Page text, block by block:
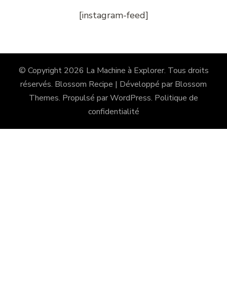
[instagram-feed]
© Copyright 2026 La Machine à Explorer. Tous droits
réservés. Blossom Recipe | Développé par Blossom
Themes. Propulsé parWordPress. Politique de
confidentialité